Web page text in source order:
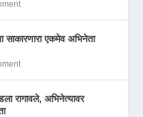
साकारणारा एकमेव अभिनेता
रागावले, अभिनेत्यावर